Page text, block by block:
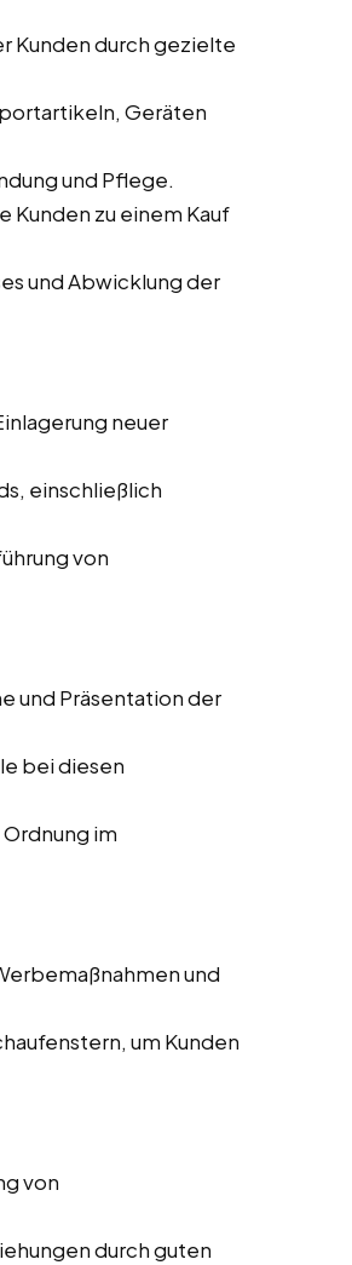
Kunden durch gezielte
Geräten
und Pflege.
Kunden zu einem Kauf
und Abwicklung der
neuer
einschließlich
von
und Präsentation der
bei diesen
im
und
um Kunden
von
durch guten